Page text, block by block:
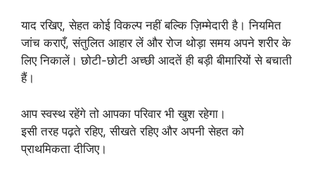
याद रखिए, सेहत कोई विकल्प नहीं बल्कि ज़िम्मेदारी है। नियमित
जांच कराएँ, संतुलित आहार लें और रोज थोड़ा समय अपने शरीर के
लिए निकालें। छोटी-छोटी अच्छी आदतें ही बड़ी बीमारियों से बचाती
हैं।
आप स्वस्थ रहेंगे तो आपका परिवार भी खुश रहेगा।
इसी तरह पढ़ते रहिए, सीखते रहिए और अपनी सेहत को
प्राथमिकता दीजिए।